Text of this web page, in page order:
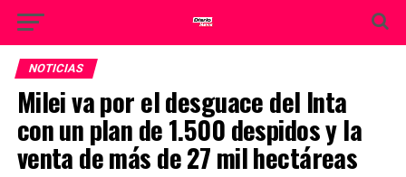
NOTICIAS
Milei va por el desguace del Inta
con un plan de 1.500 despidos y la
venta de más de 27 mil hectáreas